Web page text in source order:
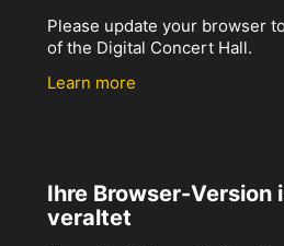
Please update your browser
of the Digital Concert Hall.
Learn more
Ihre Browser-Version
veraltet